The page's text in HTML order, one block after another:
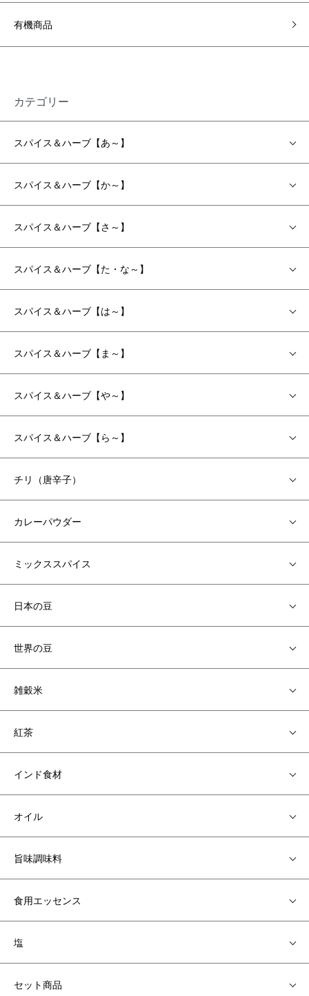
有機商品
カテゴリー
スパイス＆ハーブ【あ～】
スパイス＆ハーブ【か～】
スパイス＆ハーブ【さ～】
スパイス＆ハーブ【た・な～】
スパイス＆ハーブ【は～】
スパイス＆ハーブ【ま～】
スパイス＆ハーブ【や～】
スパイス＆ハーブ【ら～】
チリ（唐辛子）
カレーパウダー
ミックススパイス
日本の豆
世界の豆
雑穀米
紅茶
インド食材
オイル
旨味調味料
食用エッセンス
塩
セット商品